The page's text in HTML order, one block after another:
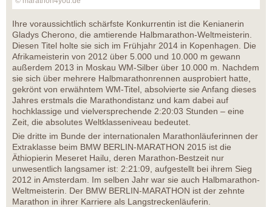
Ihre voraussichtlich schärfste Konkurrentin ist die Kenianerin
Gladys Cherono, die amtierende Halbmarathon-Weltmeisterin.
Diesen Titel holte sie sich im Frühjahr 2014 in Kopenhagen. Die
Afrikameisterin von 2012 über 5.000 und 10.000 m gewann
außerdem 2013 in Moskau WM-Silber über 10.000 m. Nachdem
sie sich über mehrere Halbmarathonrennen ausprobiert hatte,
gekrönt von erwähntem WM-Titel, absolvierte sie Anfang dieses
Jahres erstmals die Marathondistanz und kam dabei auf
hochklassige und vielversprechende 2:20:03 Stunden – eine
Zeit, die absolutes Weltklasseniveau bedeutet.
Die dritte im Bunde der internationalen Marathonläuferinnen der
Extraklasse beim BMW BERLIN-MARATHON 2015 ist die
Äthiopierin Meseret Hailu, deren Marathon-Bestzeit nur
unwesentlich langsamer ist: 2:21:09, aufgestellt bei ihrem Sieg
2012 in Amsterdam. Im selben Jahr war sie auch Halbmarathon-
Weltmeisterin. Der BMW BERLIN-MARATHON ist der zehnte
Marathon in ihrer Karriere als Langstreckenläuferin.